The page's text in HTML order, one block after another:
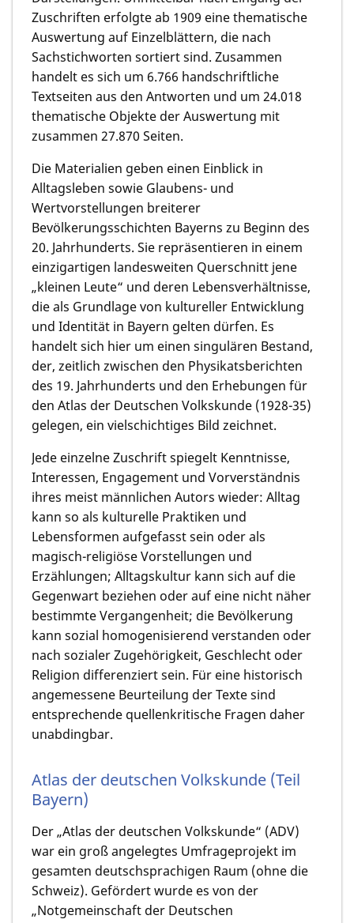
Zuschriften erfolgte ab 1909 eine thematische
Auswertung auf Einzelblättern, die nach
Sachstichworten sortiert sind. Zusammen
handelt es sich um 6.766 handschriftliche
Textseiten aus den Antworten und um 24.018
thematische Objekte der Auswertung mit
zusammen 27.870 Seiten.
Die Materialien geben einen Einblick in
Alltagsleben sowie Glaubens- und
Wertvorstellungen breiterer
Bevölkerungsschichten Bayerns zu Beginn des
20. Jahrhunderts. Sie repräsentieren in einem
einzigartigen landesweiten Querschnitt jene
„kleinen Leute“ und deren Lebensverhältnisse,
die als Grundlage von kultureller Entwicklung
und Identität in Bayern gelten dürfen. Es
handelt sich hier um einen singulären Bestand,
der, zeitlich zwischen den Physikatsberichten
des 19. Jahrhunderts und den Erhebungen für
den Atlas der Deutschen Volkskunde (1928-35)
gelegen, ein vielschichtiges Bild zeichnet.
Jede einzelne Zuschrift spiegelt Kenntnisse,
Interessen, Engagement und Vorverständnis
ihres meist männlichen Autors wieder: Alltag
kann so als kulturelle Praktiken und
Lebensformen aufgefasst sein oder als
magisch-religiöse Vorstellungen und
Erzählungen; Alltagskultur kann sich auf die
Gegenwart beziehen oder auf eine nicht näher
bestimmte Vergangenheit; die Bevölkerung
kann sozial homogenisierend verstanden oder
nach sozialer Zugehörigkeit, Geschlecht oder
Religion differenziert sein. Für eine historisch
angemessene Beurteilung der Texte sind
entsprechende quellenkritische Fragen daher
unabdingbar.
Atlas der deutschen Volkskunde (Teil
Bayern)
Der „Atlas der deutschen Volkskunde“ (ADV)
war ein groß angelegtes Umfrageprojekt im
gesamten deutschsprachigen Raum (ohne die
Schweiz). Gefördert wurde es von der
„Notgemeinschaft der Deutschen